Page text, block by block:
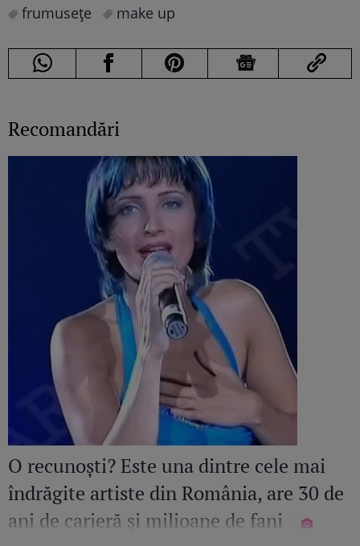
frumuseţe make up
Recomandări
O recunoști? Este una dintre cele mai
îndrăgite artiste din România, are 30 de
ani de carieră și milioane de fani